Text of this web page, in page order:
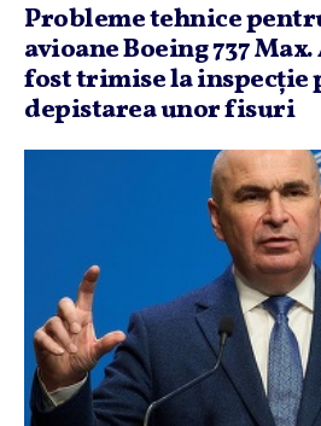
Probleme tehnice
avioane Boeing 737
fost trimise la inspecţie
depistarea unor fisuri